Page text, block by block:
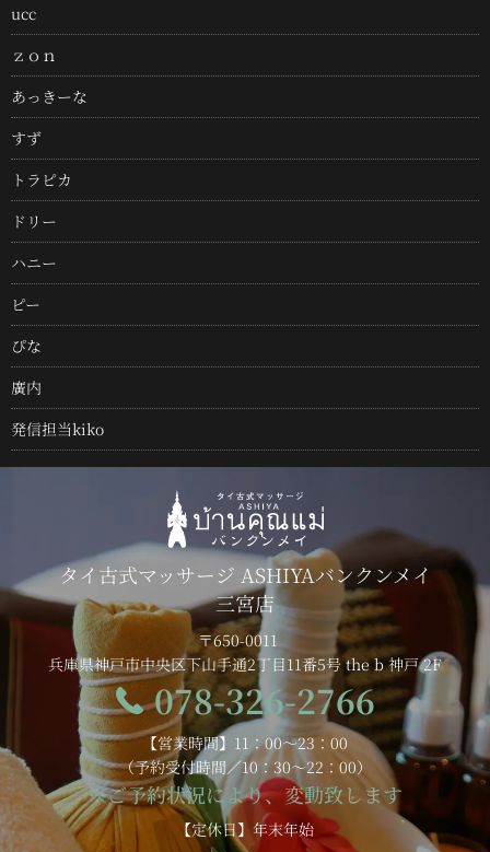
ucc
ｚｏｎ
あっきーな
すず
トラピカ
ドリー
ハニー
ピー
ぴな
廣内
発信担当kiko
タイ古式マッサージ ASHIYAバンクンメイ
三宮店
〒650-0011
兵庫県神戸市中央区下山手通2丁目11番5号 the b 神戸 2F
078-326-2766
【営業時間】11：00～23：00
（予約受付時間／10：30～22：00）
※ご予約状況により、変動致します
【定休日】年末年始